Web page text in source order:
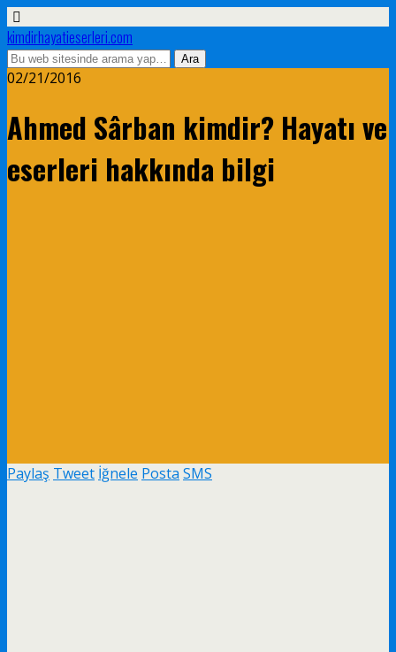
kimdirhayatieserleri.com
02/21/2016
Ahmed Sârban kimdir? Hayatı ve
eserleri hakkında bilgi
Paylaş Tweet İğnele Posta SMS